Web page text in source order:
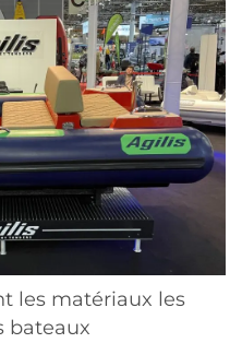
les matériaux les
bateaux